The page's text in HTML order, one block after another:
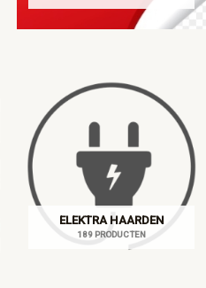
ELEKTRA HAARDEN
189 PRODUCTEN